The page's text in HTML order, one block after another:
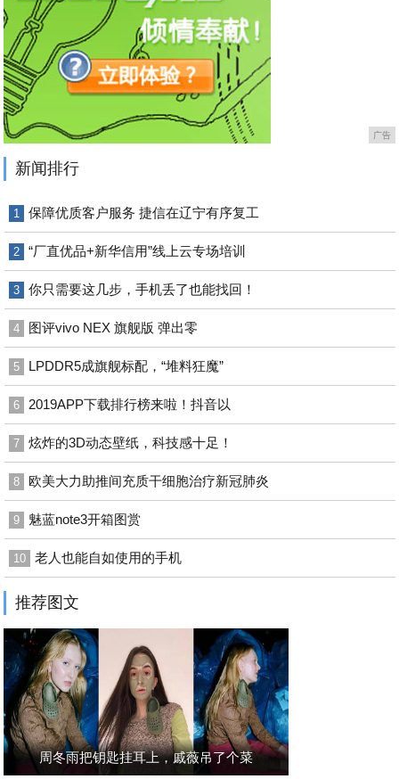
广告
新闻排行
1 保障优质客户服务 捷信在辽宁有序复工
2 “厂直优品+新华信用”线上云专场培训
3 你只需要这几步，手机丢了也能找回！
4 图评vivo NEX 旗舰版 弹出零
5 LPDDR5成旗舰标配，“堆料狂魔”
6 2019APP下载排行榜来啦！抖音以
7 炫炸的3D动态壁纸，科技感十足！
8 欧美大力助推间充质干细胞治疗新冠肺炎
9 魅蓝note3开箱图赏
10 老人也能自如使用的手机
推荐图文
周冬雨把钥匙挂耳上，戚薇吊了个菜